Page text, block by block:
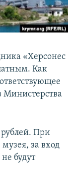
«Херсонес
Как
Министерства
рублей. При
за вход
будут